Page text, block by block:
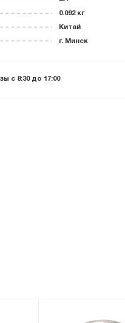
0.092 кг
Китай
г. Минск
с 8:30 до 17:00